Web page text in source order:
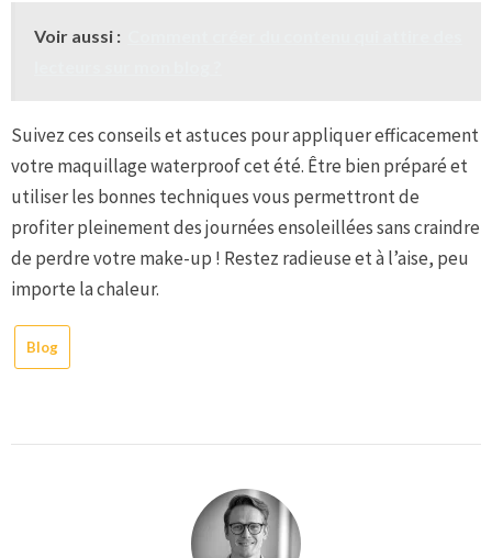
Voir aussi :
Suivez ces conseils et astuces pour appliquer efficacement
votre maquillage waterproof cet été. Être bien préparé et
utiliser les bonnes techniques vous permettront de
profiter pleinement des journées ensoleillées sans craindre
de perdre votre make-up ! Restez radieuse et à l’aise, peu
importe la chaleur.
Blog